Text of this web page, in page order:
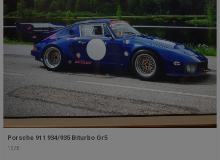
Porsche 911 934/935 Biturbo Gr5
1976